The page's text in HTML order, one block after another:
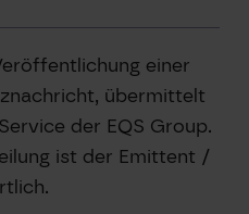
einer
übermittelt
der EQS Group.
ist der Emittent /